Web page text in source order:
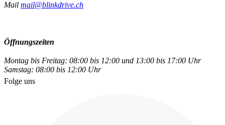
Mail mail@blinkdrive.ch
Öffnungszeiten
Montag bis Freitag: 08:00 bis 12:00 und 13:00 bis 17:00 Uhr
Samstag: 08:00 bis 12:00 Uhr
Folge uns